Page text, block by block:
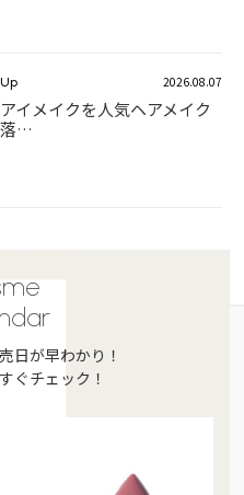
2026.08.07
イメイクを人気ヘアメイク
…
日が早わかり！
ぐチェック！